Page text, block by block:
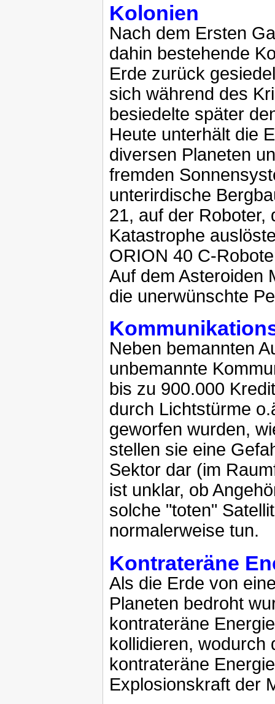
Kolonien
Nach dem Ersten
dahin bestehende
Erde zurück
sich während des
besiedelte später
Heute unterhält die
diversen Planeten
fremden
unterirdische
21, auf der Roboter,
Katastrophe
ORION 40 C-
Auf dem Asteroiden
die unerwünschte
Neben bemannten
unbemannte
bis zu 900.000
durch Lichtstürme
geworfen wurden,
stellen sie eine
Sektor dar (im
ist unklar, ob
solche "toten"
normalerweise tun.
Kontrateräne
Als die Erde von
Planeten bedroht
kontrateräne
kollidieren, wodurch
kontrateräne
Explosionskraft der